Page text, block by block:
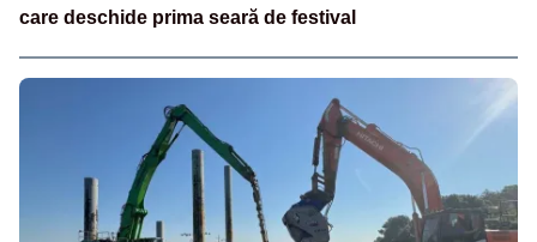
care deschide prima seară de festival